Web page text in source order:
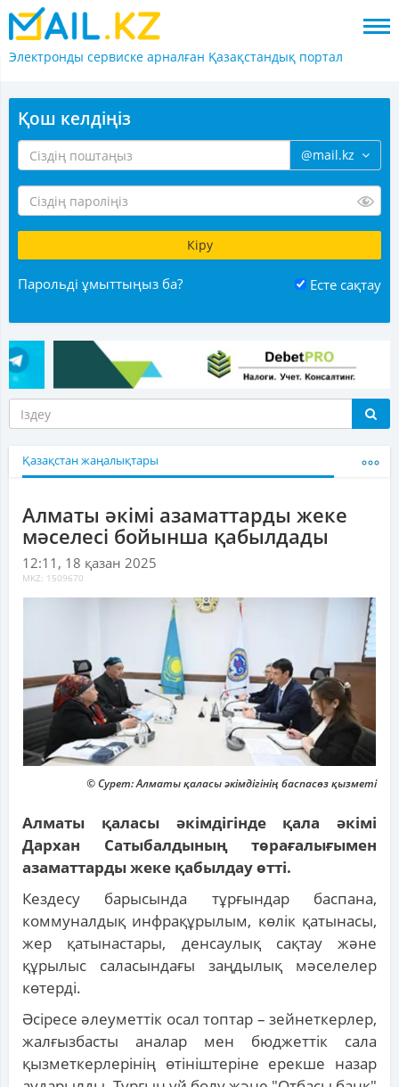
Электронды сервиске арналған Қазақстандық портал
Қош келдіңіз
@mail.kz
Парольді ұмыттыңыз ба? Есте сақтау
Қазақстан жаңалықтары
Алматы әкімі азаматтарды жеке
мәселесі бойынша қабылдады
12:11, 18 қазан 2025
MKZ: 1509670
© Сурет: Алматы қаласы әкімдігінің баспасөз қызметі
Алматы қаласы әкімдігінде қала әкімі
Дархан Сатыбалдының төрағалығымен
азаматтарды жеке қабылдау өтті.
Кездесу барысында тұрғындар баспана,
коммуналдық инфрақұрылым, көлік қатынасы,
жер қатынастары, денсаулық сақтау және
құрылыс саласындағы заңдылық мәселелер
көтерді.
Әсіресе әлеуметтік осал топтар – зейнеткерлер,
жалғызбасты аналар мен бюджеттік сала
қызметкерлерінің өтініштеріне ерекше назар